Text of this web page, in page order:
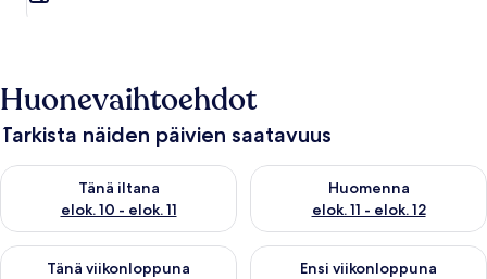
Huonevaihtoehdot
Tarkista näiden päivien saatavuus
Tänä iltana
elok. 10 - elok. 11
Tarkista tämän illan saatavuus elok. 10 - elok. 11
Huomenna
elok. 11 - elok. 12
Tarkista huomisen saatavuus
Tänä viikonloppuna
Tarkista tämän viikonlopun saatavuus elok. 14 - elok. 16
Ensi viikonloppuna
Tarkista ensi viikonlopun